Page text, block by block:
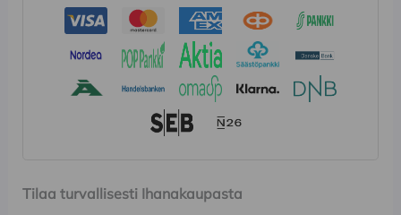
Tilaa turvallisesti Ihanakaupasta